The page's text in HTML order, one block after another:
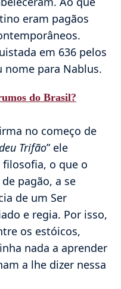
eram pagãos
em 636 pelos
nome para Nablus.
do Brasil?
no começo de
Trifão” ele
filosofia, o que o
pagão, a se
de um Ser
e regia. Por isso,
os estóicos,
nada a aprender
a lhe dizer nessa